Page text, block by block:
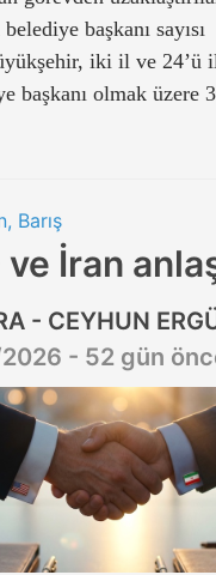
başkanı sayısı
iki il ve 24’ü
başkanı olmak üzere
Barış
İran
- CEYHUN
- 52 gün